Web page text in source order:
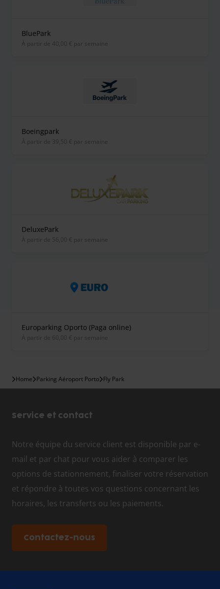
BluePark
À partir de 40,00 € par semaine
Boeingpark
À partir de 39,50 € par semaine
DeluxePark
À partir de 56,00 € par semaine
Europarking Oporto (Paga online)
À partir de 60,00 € par semaine
Home Parking Aéroport Porto Fly Park
Service et contact
Notre équipe du service client est disponible par e-
mail et par chat pour vous aider à comparer les
options de stationnement, finaliser votre réservation
et répondre à toutes vos questions concernant les
horaires, les transferts ou les paiements.
Contactez-nous